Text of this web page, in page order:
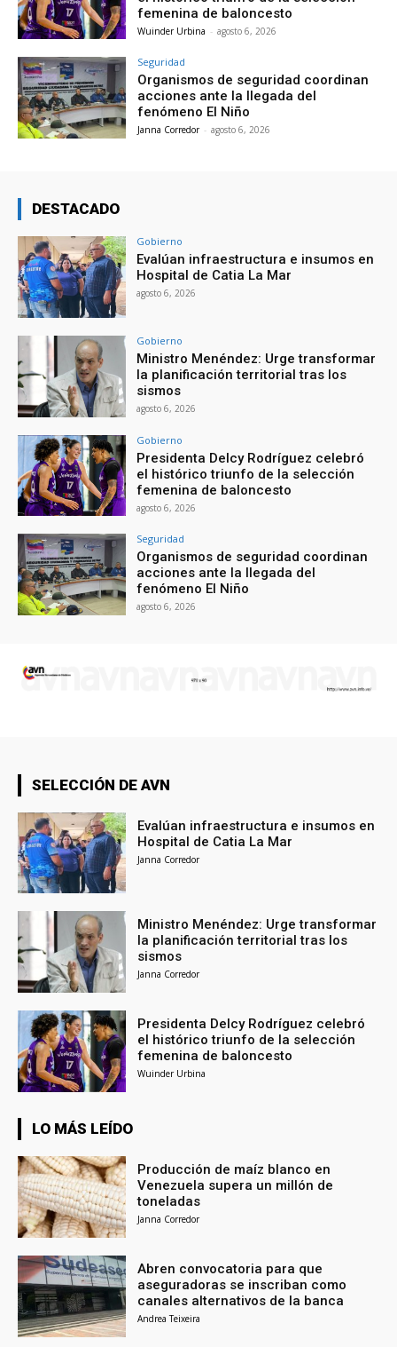
femenina de baloncesto
Wuinder Urbina - agosto 6, 2026
Seguridad
Organismos de seguridad coordinan
acciones ante la llegada del
fenómeno El Niño
Janna Corredor - agosto 6, 2026
DESTACADO
Gobierno
Evalúan infraestructura e insumos en
Hospital de Catia La Mar
agosto 6, 2026
Gobierno
Ministro Menéndez: Urge transformar
la planificación territorial tras los
sismos
agosto 6, 2026
Gobierno
Presidenta Delcy Rodríguez celebró
el histórico triunfo de la selección
femenina de baloncesto
agosto 6, 2026
Seguridad
Organismos de seguridad coordinan
acciones ante la llegada del
fenómeno El Niño
agosto 6, 2026
SELECCIÓN DE AVN
Evalúan infraestructura e insumos en
Hospital de Catia La Mar
Janna Corredor
Ministro Menéndez: Urge transformar
la planificación territorial tras los
sismos
Janna Corredor
Presidenta Delcy Rodríguez celebró
el histórico triunfo de la selección
femenina de baloncesto
Wuinder Urbina
LO MÁS LEÍDO
Producción de maíz blanco en
Venezuela supera un millón de
toneladas
Janna Corredor
Abren convocatoria para que
aseguradoras se inscriban como
canales alternativos de la banca
Andrea Teixeira